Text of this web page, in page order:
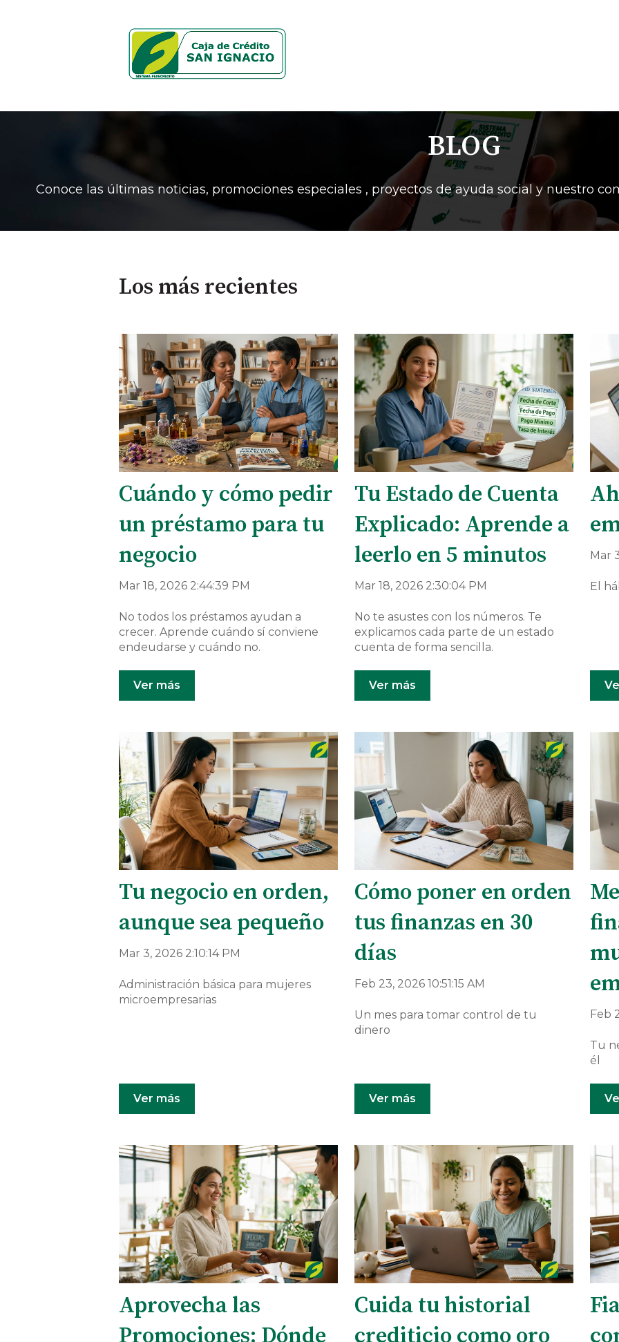
BLOG
Conoce las últimas noticias, promociones especiales , proyectos de ayuda social y nuestro
Los más recientes
Cuándo y cómo pedir
un préstamo para tu
negocio
Mar 18, 2026 2:44:39 PM
No todos los préstamos ayudan a
crecer. Aprende cuándo sí conviene
endeudarse y cuándo no.
Ver más
Tu Estado de Cuenta
Explicado: Aprende a
leerlo en 5 minutos
Mar 18, 2026 2:30:04 PM
No te asustes con los números. Te
explicamos cada parte de un estado
cuenta de forma sencilla.
Ver más
Mar
El
Tu negocio en orden,
aunque sea pequeño
Mar 3, 2026 2:10:14 PM
Administración básica para mujeres
microempresarias
Ver más
Cómo poner en orden
tus finanzas en 30
días
Feb 23, 2026 10:51:15 AM
Un mes para tomar control de tu
dinero
Ver más
Feb
Tu
él
Aprovecha las
Promociones: Dónde
Cuida tu historial
crediticio como oro